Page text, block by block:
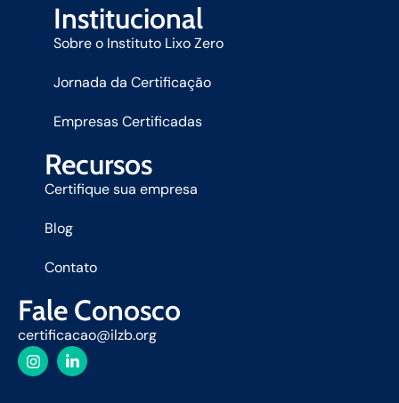
Institucional
Sobre o Instituto Lixo Zero
Jornada da Certificação
Empresas Certificadas
Recursos
Certifique sua empresa
Blog
Contato
Fale Conosco
certificacao@ilzb.org